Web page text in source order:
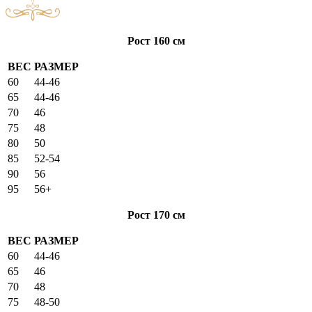
Рост 160 см
ВЕС РАЗМЕР
60
44-46
65
44-46
70
46
75
48
80
50
85
52-54
90
56
95
56+
Рост 170 см
ВЕС РАЗМЕР
60
44-46
65
46
70
48
75
48-50